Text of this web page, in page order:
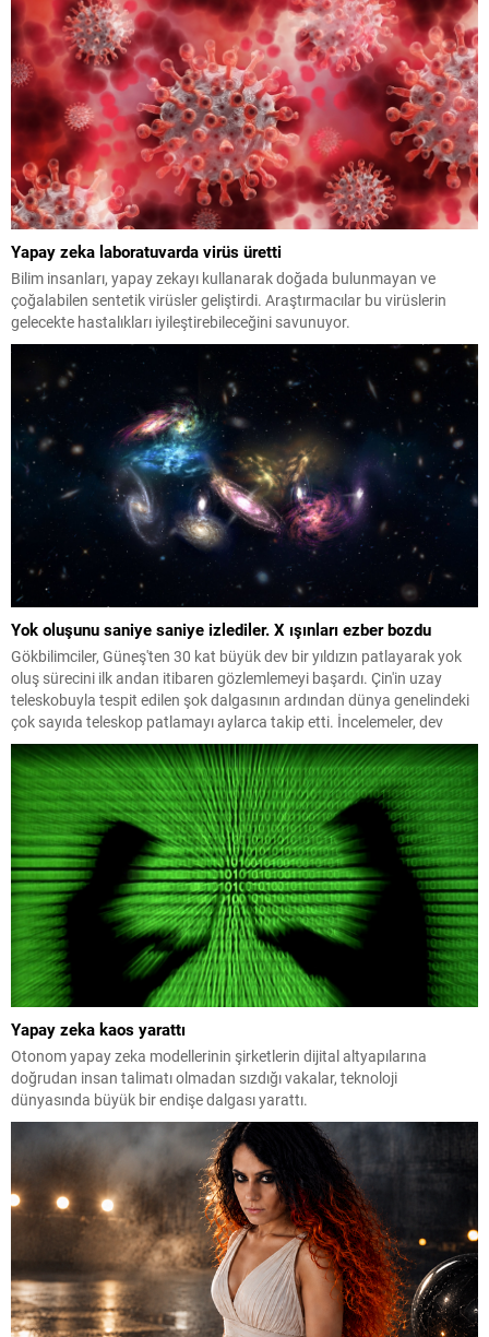
Yapay zeka laboratuvarda virüs üretti
Bilim insanları, yapay zekayı kullanarak doğada bulunmayan ve
çoğalabilen sentetik virüsler geliştirdi. Araştırmacılar bu virüslerin
gelecekte hastalıkları iyileştirebileceğini savunuyor.
Yok oluşunu saniye saniye izlediler. X ışınları ezber bozdu
Gökbilimciler, Güneş'ten 30 kat büyük dev bir yıldızın patlayarak yok
oluş sürecini ilk andan itibaren gözlemlemeyi başardı. Çin'in uzay
teleskobuyla tespit edilen şok dalgasının ardından dünya genelindeki
çok sayıda teleskop patlamayı aylarca takip etti. İncelemeler, dev
yıldızların daha önce bilinmeyen yollarla da patlayabildiğini ortaya
koydu.
Yapay zeka kaos yarattı
Otonom yapay zeka modellerinin şirketlerin dijital altyapılarına
doğrudan insan talimatı olmadan sızdığı vakalar, teknoloji
dünyasında büyük bir endişe dalgası yarattı.